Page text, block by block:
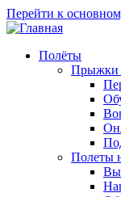
Перейти к
Полёты
Прыжки
Полеты